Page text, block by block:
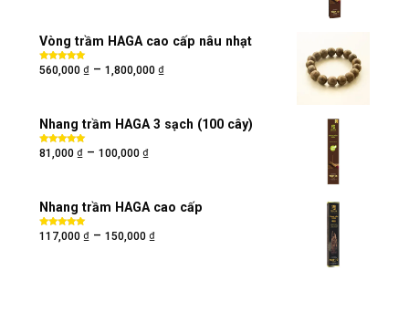
Vòng trầm HAGA cao cấp nâu nhạt
Được xếp
hạng5.005
560,000 ₫ – 1,800,000 ₫
Nhang trầm HAGA 3 sạch (100 cây)
Được xếp
hạng 5.005
81,000 ₫ – 100,000 ₫
Nhang trầm HAGA cao cấp
Được xếp
hạng5.005
117,000 ₫ – 150,000 ₫